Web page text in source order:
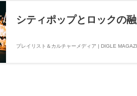
シティポップとロックの
プレイリスト＆カルチャーメディア | DIGLE